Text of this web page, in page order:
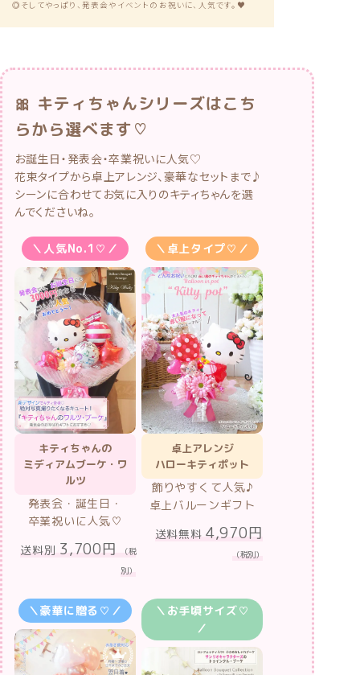
◎そしてやっぱり、発表会やイベントのお祝いに、人気です。♥
🎀 キティちゃんシリーズはこち
らから選べます♡
お誕生日・発表会・卒業祝いに人気♡
花束タイプから卓上アレンジ、豪華なセットまで♪
シーンに合わせてお気に入りのキティちゃんを選
んでくださいね。
＼人気No.1♡／
キティちゃんの
ミディアムブーケ・ワ
ルツ
発表会・誕生日・
卒業祝いに人気♡
送料別 3,700円
（税
別）
＼卓上タイプ♡／
卓上アレンジ
ハローキティポット
飾りやすくて人気♪
卓上バルーンギフト
送料無料4,970円
（税別）
＼豪華に贈る♡／
＼お手頃サイズ♡
／